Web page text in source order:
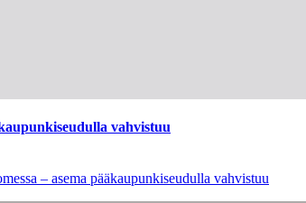
vahvistuu
– asema pääkaupunkiseudulla vahvistuu